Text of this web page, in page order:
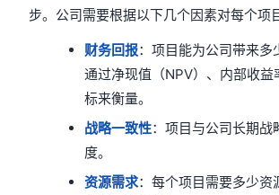
步。公司需要根据以下几个因素对每个项
财务回报：项目能为公司带来多
通过净现值（NPV）、内部收益
标来衡量。
战略一致性：项目与公司长期战
度。
资源需求：每个项目需要多少资